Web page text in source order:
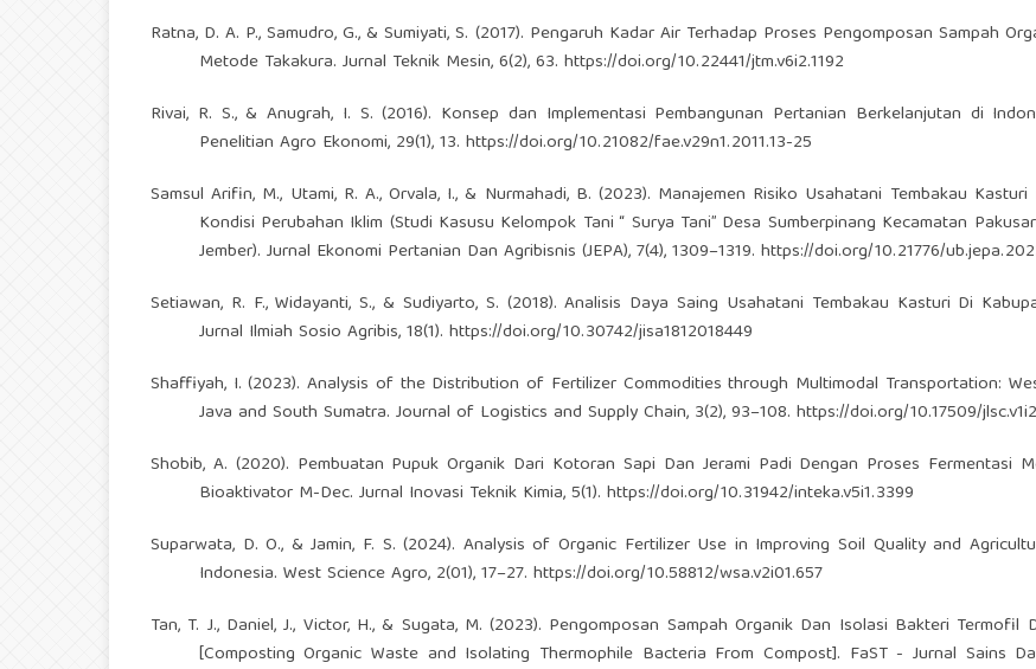
Ratna, D. A. P., Samudro, G., & Sumiyati, S. (2017). Pengaruh Kadar Air Terhadap Proses Pengomposan Sampah
Metode Takakura. Jurnal Teknik Mesin, 6(2), 63. https://doi.org/10.22441/jtm.v6i2.1192
Rivai, R. S., & Anugrah, I. S. (2016). Konsep dan Implementasi Pembangunan Pertanian Berkelanjutan di
Penelitian Agro Ekonomi, 29(1), 13. https://doi.org/10.21082/fae.v29n1.2011.13-25
Samsul Arifin, M., Utami, R. A., Orvala, I., & Nurmahadi, B. (2023). Manajemen Risiko Usahatani Tembakau Kasturi
Kondisi Perubahan Iklim (Studi Kasusu Kelompok Tani “ Surya Tani” Desa Sumberpinang Kecamatan
Jember). Jurnal Ekonomi Pertanian Dan Agribisnis (JEPA), 7(4), 1309–1319. https://doi.org/10.21776/
Setiawan, R. F., Widayanti, S., & Sudiyarto, S. (2018). Analisis Daya Saing Usahatani Tembakau Kasturi Di
Jurnal Ilmiah Sosio Agribis, 18(1). https://doi.org/10.30742/jisa1812018449
Shaffiyah, I. (2023). Analysis of the Distribution of Fertilizer Commodities through Multimodal Transportation:
Java and South Sumatra. Journal of Logistics and Supply Chain, 3(2), 93–108. https://doi.org/10.17509/
Shobib, A. (2020). Pembuatan Pupuk Organik Dari Kotoran Sapi Dan Jerami Padi Dengan Proses Fermentasi
Bioaktivator M-Dec. Jurnal Inovasi Teknik Kimia, 5(1). https://doi.org/10.31942/inteka.v5i1.3399
Suparwata, D. O., & Jamin, F. S. (2024). Analysis of Organic Fertilizer Use in Improving Soil Quality and
Indonesia. West Science Agro, 2(01), 17–27. https://doi.org/10.58812/wsa.v2i01.657
Tan, T. J., Daniel, J., Victor, H., & Sugata, M. (2023). Pengomposan Sampah Organik Dan Isolasi Bakteri Termofil
[Composting Organic Waste and Isolating Thermophile Bacteria From Compost]. FaST - Jurnal Sains